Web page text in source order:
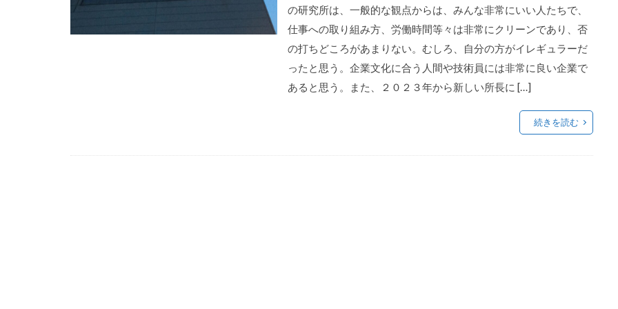
の研究所は、一般的な観点からは、みんな非常にいい人たちで、
仕事への取り組み方、労働時間等々は非常にクリーンであり、否
の打ちどころがあまりない。むしろ、自分の方がイレギュラーだ
ったと思う。企業文化に合う人間や技術員には非常に良い企業で
あると思う。また、２０２３年から新しい所長に […]
続きを読む